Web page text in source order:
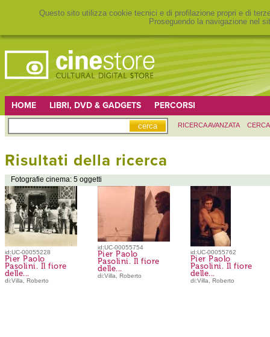
Questo sito utilizza cookie tecnici e di profilazione propri e di
Proseguendo la navigazione nel
HOME LIBRI, DVD & GADGETS PERCORSI
RICERCA AVANZATA
Risultati della ricerca
Fotografie cinema: 5 oggetti
id:UC-00055228
Pier Paolo
Pasolini. Il fiore
delle...
di:Villa, Roberto
id:UC-00055754
Pier Paolo
Pasolini. Il fiore
delle...
di:Villa, Roberto
id:UC-00055762
Pier Paolo
Pasolini. Il fiore
delle...
di:Villa, Roberto